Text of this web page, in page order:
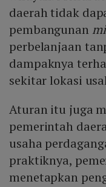
daerah tidak
pembangunan
perbelanjaan
dampaknya
sekitar lokasi
Aturan itu juga
pemerintah
usaha
praktiknya,
menetapkan